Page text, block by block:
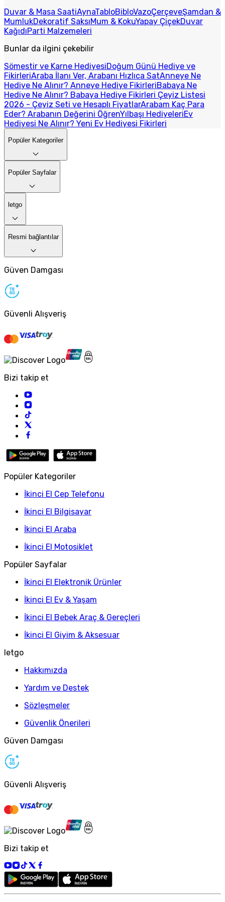
Duvar & Masa SaatiAynaTabloBibloVazoÇerçeveŞamdan &
MumlukDekoratif SaksıMum & KokuYapay ÇiçekDuvar
KağıdıParti Malzemeleri
Bunlar da ilgini çekebilir
Sömestir ve Karne HediyesiDoğum Günü Hediye ve
FikirleriAraba İlanı Ver, Arabanı Hızlıca SatAnneye Ne
Hediye Ne Alınır? Anneye Hediye FikirleriBabaya Ne
Hediye Ne Alınır? Babaya Hediye Fikirleri Çeyiz Listesi
2026 - Çeyiz Seti ve Hesaplı FiyatlarArabam Kaç Para
Eder? Arabanın Değerini ÖğrenYılbaşı HediyeleriEv
Hediyesi Ne Alınır? Yeni Ev Hediyesi Fikirleri
Popüler Kategoriler
Popüler Sayfalar
letgo
Resmi bağlantılar
Güven Damgası
Güvenli Alışveriş
Bizi takip et
Popüler Kategoriler
İkinci El Cep Telefonu
İkinci El Bilgisayar
İkinci El Araba
İkinci El Motosiklet
Popüler Sayfalar
İkinci El Elektronik Ürünler
İkinci El Ev & Yaşam
İkinci El Bebek Araç & Gereçleri
İkinci El Giyim & Aksesuar
letgo
Hakkımızda
Yardım ve Destek
Sözleşmeler
Güvenlik Önerileri
Güven Damgası
Güvenli Alışveriş
Bizi takip et